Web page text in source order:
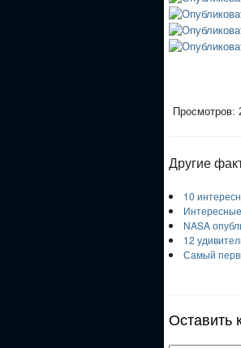
Просмотров:
Другие
10
NASA
12
Самый
Оставить